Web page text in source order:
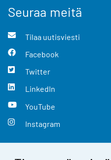
Seuraa meitä
Tilaa uutisviesti
Facebook
Twitter
LinkedIn
YouTube
Instagram